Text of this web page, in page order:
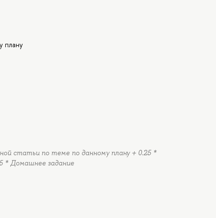
плану
статьи по теме по данному плану + 0.25 *
* Домашнее задание